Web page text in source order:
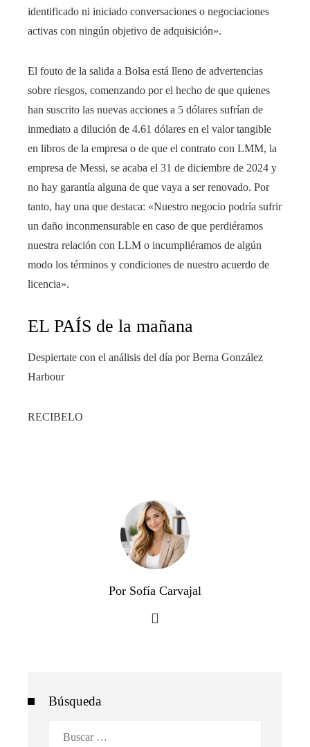
identificado ni iniciado conversaciones o negociaciones
activas con ningún objetivo de adquisición».
El fouto de la salida a Bolsa está lleno de advertencias
sobre riesgos, comenzando por el hecho de que quienes
han suscrito las nuevas acciones a 5 dólares sufrían de
inmediato a dilución de 4.61 dólares en el valor tangible
en libros de la empresa o de que el contrato con LMM, la
empresa de Messi, se acaba el 31 de diciembre de 2024 y
no hay garantía alguna de que vaya a ser renovado. Por
tanto, hay una que destaca: «Nuestro negocio podría sufrir
un daño inconmensurable en caso de que perdiéramos
nuestra relación con LLM o incumpliéramos de algún
modo los términos y condiciones de nuestro acuerdo de
licencia».
EL PAÍS de la mañana
Despiertate con el análisis del día por Berna González
Harbour
RECIBELO
Por Sofía Carvajal
Búsqueda